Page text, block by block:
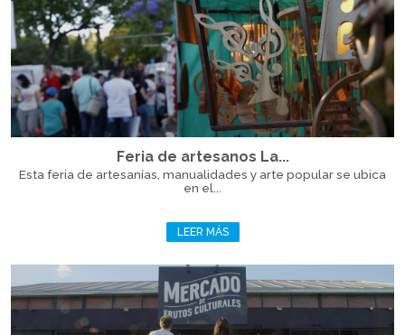
Feria de artesanos La...
Esta feria de artesanías, manualidades y arte popular se ubica
en el...
LEER MÁS